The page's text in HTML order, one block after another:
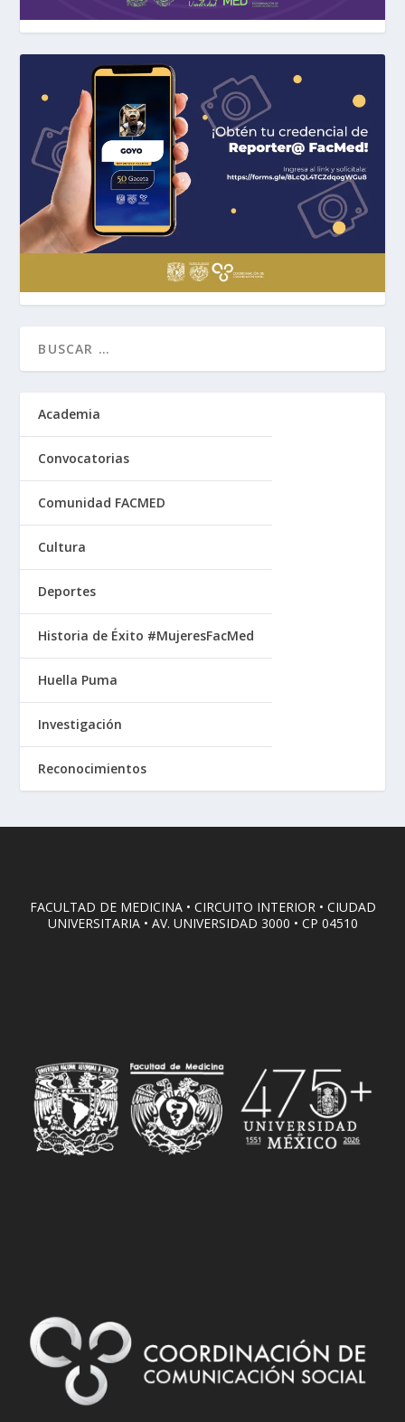
Academia
Convocatorias
Comunidad FACMED
Cultura
Deportes
Historia de Éxito #MujeresFacMed
Huella Puma
Investigación
Reconocimientos
FACULTAD DE MEDICINA • CIRCUITO INTERIOR • CIUDAD
UNIVERSITARIA • AV. UNIVERSIDAD 3000 • CP 04510